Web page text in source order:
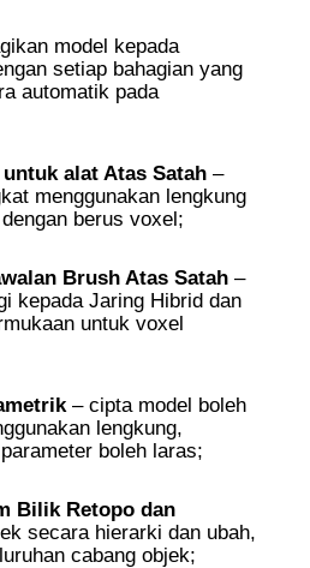
model kepada
setiap bahagian yang
automatik pada
alat Atas Satah –
menggunakan lengkung
berus voxel;
Brush Atas Satah –
kepada Jaring Hibrid dan
untuk voxel
– cipta model boleh
lengkung,
boleh laras;
Bilik Retopo dan
secara hierarki dan ubah,
cabang objek;